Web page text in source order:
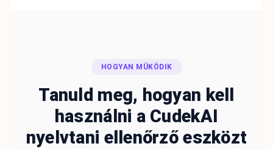
HOGYAN MŰKÖDIK
Tanuld meg, hogyan kell
használni a CudekAI
nyelvtani ellenőrző eszközt